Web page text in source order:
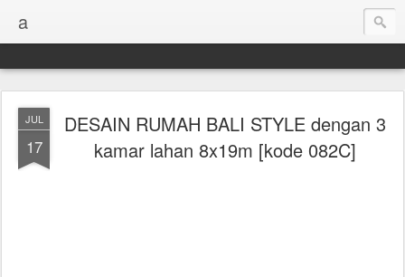
a
JUL
17
DESAIN RUMAH BALI STYLE dengan 3
kamar lahan 8x19m [kode 082C]